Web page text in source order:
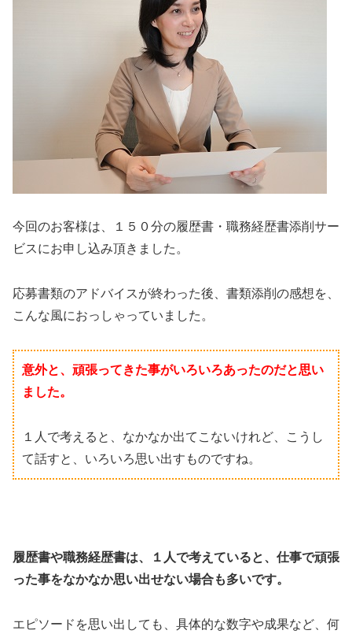
今回のお客様は、１５０分の履歴書・職務経歴書添削サー
ビスにお申し込み頂きました。
応募書類のアドバイスが終わった後、書類添削の感想を、
こんな風におっしゃっていました。
意外と、頑張ってきた事がいろいろあったのだと思い
ました。
１人で考えると、なかなか出てこないけれど、こうし
て話すと、いろいろ思い出すものですね。
履歴書や職務経歴書は、１人で考えていると、仕事で頑張
った事をなかなか思い出せない場合も多いです。
エピソードを思い出しても、具体的な数字や成果など、何